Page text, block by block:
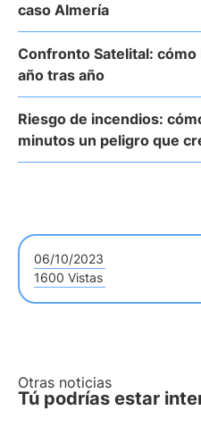
caso Almería
Confronto Satelital:
año tras año
Riesgo de incendios:
minutos un peligro que
06/10/2023
1600 Vistas
Otras noticias
Tú podrías estar